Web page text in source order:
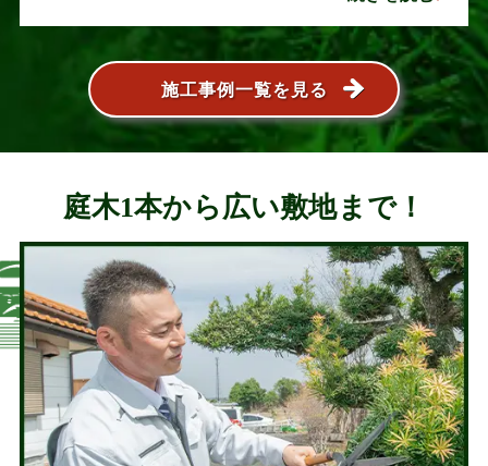
施工事例一覧を見る
庭木1本から広い敷地まで！